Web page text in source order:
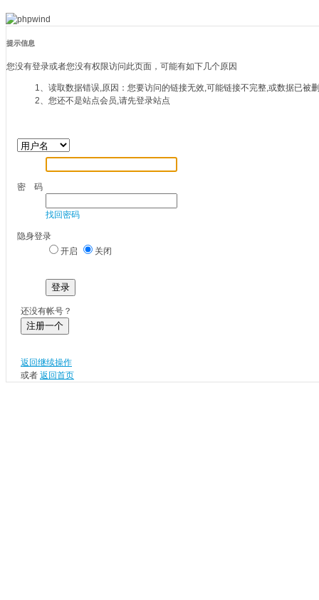
提示信息
您没有登录或者您没有权限访问此页面，可能有如下几个原因
1、读取数据错误,原因：您要访问的链接无效,可能链接不完整,或数据已被
2、您还不是站点会员,请先登录站点
密 码
找回密码
隐身登录
开启
关闭
登录
还没有帐号？
注册一个
返回继续操作
或者 返回首页